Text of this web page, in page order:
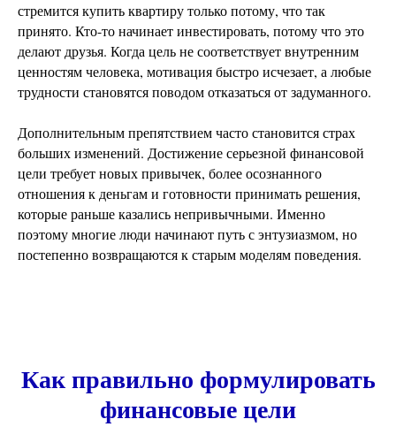
стремится купить квартиру только потому, что так
принято. Кто-то начинает инвестировать, потому что это
делают друзья. Когда цель не соответствует внутренним
ценностям человека, мотивация быстро исчезает, а любые
трудности становятся поводом отказаться от задуманного.
Дополнительным препятствием часто становится страх
больших изменений. Достижение серьезной финансовой
цели требует новых привычек, более осознанного
отношения к деньгам и готовности принимать решения,
которые раньше казались непривычными. Именно
поэтому многие люди начинают путь с энтузиазмом, но
постепенно возвращаются к старым моделям поведения.
Как правильно формулировать
финансовые цели